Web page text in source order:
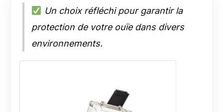
Un choix réfléchi pour garantir la
protection de votre ouïe dans divers
environnements.